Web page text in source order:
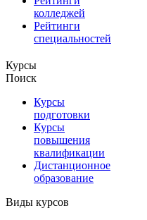
колледжей
Рейтинги
специальностей
Курсы
Поиск
Курсы
подготовки
Курсы
повышения
квалификации
Дистанционное
образование
Виды курсов